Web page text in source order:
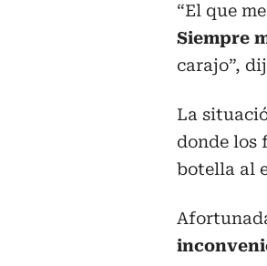
“El que
Siempre
carajo”,
La
donde los
botella al